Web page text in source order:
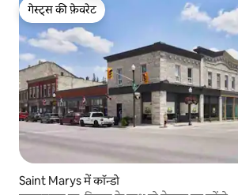
गेस्ट्स की फ़ेवरेट
गेस्ट्स की फ़ेवरेट
Saint Marys में कॉन्डो